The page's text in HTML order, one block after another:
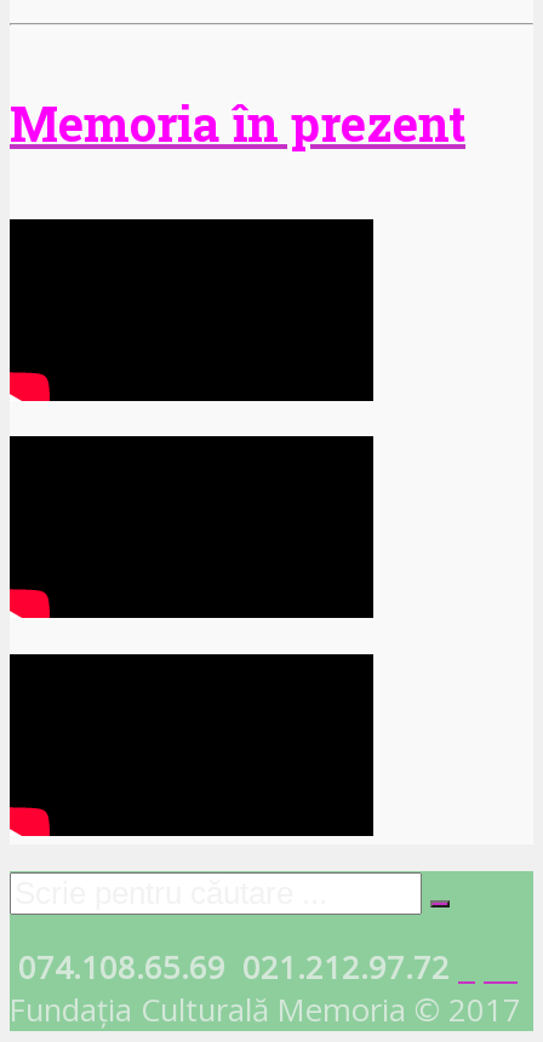
Memoria în prezent
074.108.65.69 021.212.97.72
Fundația Culturală Memoria © 2017